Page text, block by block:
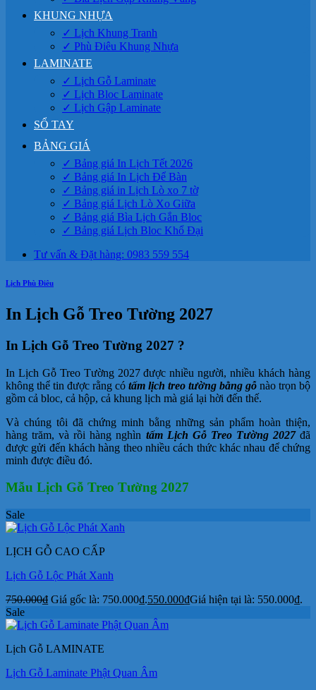
KHUNG NHỰA
✓ Lịch Khung Tranh
✓ Phù Điêu Khung Nhựa
LAMINATE
✓ Lịch Gỗ Laminate
✓ Lịch Bloc Laminate
✓ Lịch Gập Laminate
SỔ TAY
BẢNG GIÁ
✓ Bảng giá In Lịch Tết 2026
✓ Bảng giá In Lịch Để Bàn
✓ Bảng giá in Lịch Lò xo 7 tờ
✓ Bảng giá Lịch Lò Xo Giữa
✓ Bảng giá Bìa Lịch Gắn Bloc
✓ Bảng giá Lịch Bloc Khổ Đại
Tư vấn & Đặt hàng: 0983 559 554
Lịch Phù Điêu
In Lịch Gỗ Treo Tường 2027
In Lịch Gỗ Treo Tường 2027 ?
In Lịch Gỗ Treo Tường 2027 được nhiều người, nhiều khách hàng
không thể tin được rằng có tấm lịch treo tường bằng gỗ nào trọn bộ
gồm cả bloc, cả hộp, cả khung lịch mà giá lại hời đến thế.
Và chúng tôi đã chứng minh bằng những sản phẩm hoàn thiện,
hàng trăm, và rồi hàng nghìn tấm Lịch Gỗ Treo Tường 2027đã
được gửi đến khách hàng theo nhiều cách thức khác nhau để chứng
minh được điều đó.
Mẫu Lịch Gỗ Treo Tường 2027
Sale
LỊCH GỖ CAO CẤP
Lịch Gỗ Lộc Phát Xanh
750.000₫ Giá gốc là: 750.000₫.550.000₫Giá hiện tại là: 550.000₫.
Sale
Lịch Gỗ LAMINATE
Lịch Gỗ Laminate Phật Quan Âm